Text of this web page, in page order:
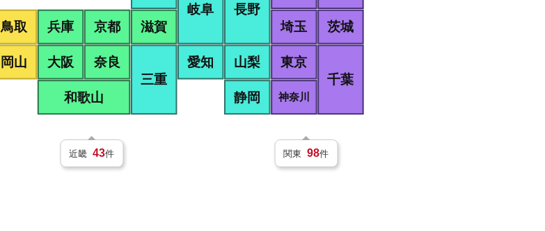
関東 98件
近畿 43件
埼玉 茨城
東京
神奈川
千葉
岐阜 長野
愛知 山梨
静岡
三重
滋賀
京都
兵庫
奈良
大阪
和歌山
鳥取
岡山